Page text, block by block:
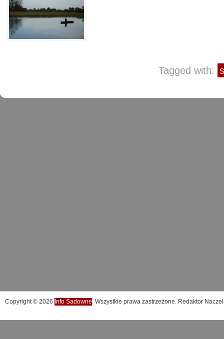
Tagged with:
Copyright © 2026 Info Sadowne. Wszystkie prawa zastrzeżone. Redaktor